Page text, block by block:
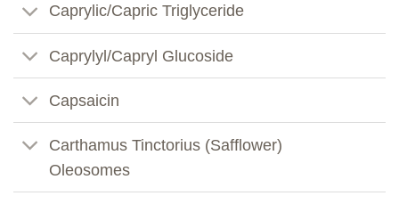
Caprylic/Capric Triglyceride
Caprylyl/Capryl Glucoside
Capsaicin
Carthamus Tinctorius (Safflower)
Oleosomes